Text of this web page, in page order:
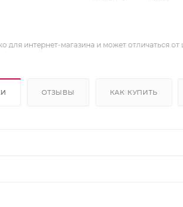
для интернет-магазина и может отличаться от
ОТЗЫВЫ КАК КУПИТЬ